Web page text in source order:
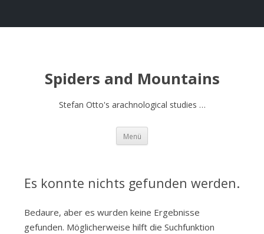
Spiders and Mountains
Stefan Otto's arachnological studies …
Menü
Es konnte nichts gefunden werden.
Bedaure, aber es wurden keine Ergebnisse
gefunden. Möglicherweise hilft die Suchfunktion